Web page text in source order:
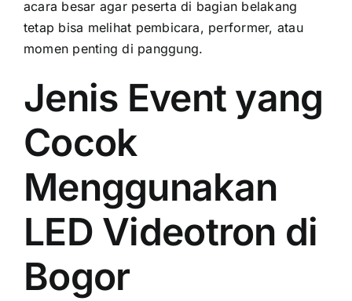
acara besar agar peserta di bagian belakang
tetap bisa melihat pembicara, performer, atau
momen penting di panggung.
Jenis Event yang
Cocok
Menggunakan
LED Videotron di
Bogor